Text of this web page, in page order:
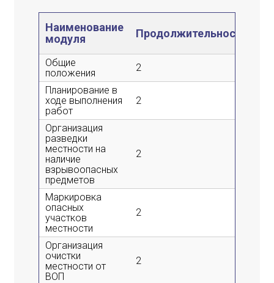
Наименование
модуля
Продолжительность
Общие
положения
2
Планирование в
ходе выполнения
работ
2
Организация
разведки
местности на
наличие
взрывоопасных
предметов
2
Маркировка
опасных
участков
местности
2
Организация
очистки
местности от
ВОП
2